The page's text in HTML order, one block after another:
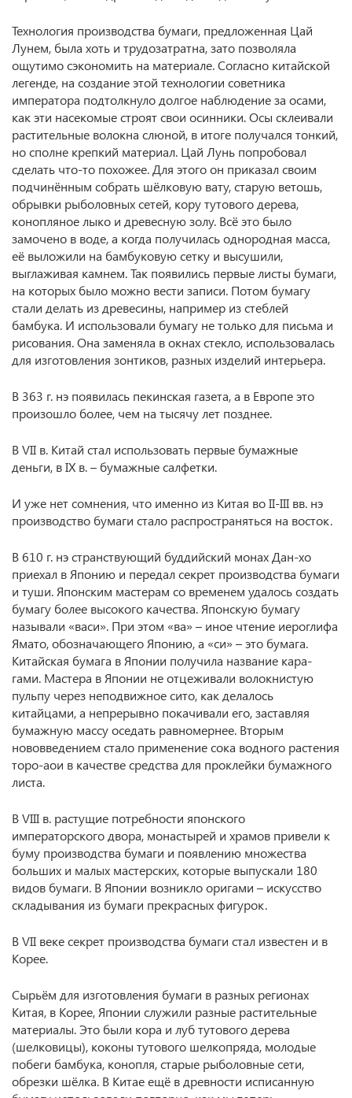
Технология производства бумаги, предложенная Цай
Лунем, была хоть и трудозатратна, зато позволяла
ощутимо сэкономить на материале. Согласно китайской
легенде, на создание этой технологии советника
императора подтолкнуло долгое наблюдение за осами,
как эти насекомые строят свои осинники. Осы склеивали
растительные волокна слюной, в итоге получался тонкий,
но сполне крепкий материал. Цай Лунь попробовал
сделать что-то похожее. Для этого он приказал своим
подчинённым собрать шёлковую вату, старую ветошь,
обрывки рыболовных сетей, кору тутового дерева,
конопляное лыко и древесную золу. Всё это было
замочено в воде, а когда получилась однородная масса,
её выложили на бамбуковую сетку и высушили,
выглаживая камнем. Так появились первые листы бумаги,
на которых было можно вести записи. Потом бумагу
стали делать из древесины, например из стеблей
бамбука. И использовали бумагу не только для письма и
рисования. Она заменяла в окнах стекло, использовалась
для изготовления зонтиков, разных изделий интерьера.
В 363 г. нэ появилась пекинская газета, а в Европе это
произошло более, чем на тысячу лет позднее.
В VII в. Китай стал использовать первые бумажные
деньги, в IX в. – бумажные салфетки.
И уже нет сомнения, что именно из Китая во II-III вв. нэ
производство бумаги стало распространяться на восток.
В 610 г. нэ странствующий буддийский монах Дан-хо
приехал в Японию и передал секрет производства бумаги
и туши. Японским мастерам со временем удалось создать
бумагу более высокого качества. Японскую бумагу
называли «васи». При этом «ва» – иное чтение иероглифа
Ямато, обозначающего Японию, а «си» – это бумага.
Китайская бумага в Японии получила название кара-
гами. Мастера в Японии не отцеживали волокнистую
пульпу через неподвижное сито, как делалось
китайцами, а непрерывно покачивали его, заставляя
бумажную массу оседать равномернее. Вторым
нововведением стало применение сока водного растения
торо-аои в качестве средства для проклейки бумажного
листа.
В VIII в. растущие потребности японского
императорского двора, монастырей и храмов привели к
буму производства бумаги и появлению множества
больших и малых мастерских, которые выпускали 180
видов бумаги. В Японии возникло оригами – искусство
складывания из бумаги прекрасных фигурок.
В VII веке секрет производства бумаги стал известен и в
Корее.
Сырьём для изготовления бумаги в разных регионах
Китая, в Корее, Японии служили разные растительные
материалы. Это были кора и луб тутового дерева
(шелковицы), коконы тутового шелкопряда, молодые
побеги бамбука, конопля, старые рыболовные сети,
обрезки шёлка. В Китае ещё в древности исписанную